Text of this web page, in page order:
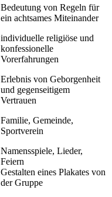
Bedeutung von Regeln für
ein achtsames Miteinander
individuelle religiöse und
konfessionelle
Vorerfahrungen
Erlebnis von Geborgenheit
und gegenseitigem
Vertrauen
Familie, Gemeinde,
Sportverein
Namensspiele, Lieder,
Feiern
Gestalten eines Plakates von
der Gruppe